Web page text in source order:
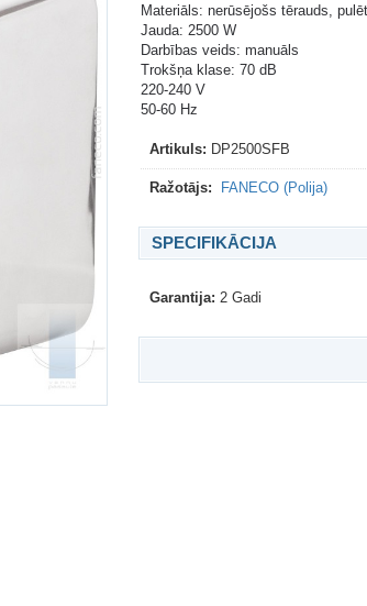
Materiāls: nerūsējošs tērauds,
Jauda: 2500 W
Darbības veids: manuāls
Trokšņa klase: 70 dB
220-240 V
50-60 Hz
Artikuls: DP2500SFB
Ražotājs: FANECO (Polija)
SPECIFIKĀCIJA
Garantija: 2 Gadi